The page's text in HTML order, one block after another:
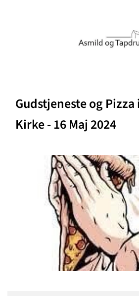
Gudstjeneste og
Kirke - 16 Maj 2024